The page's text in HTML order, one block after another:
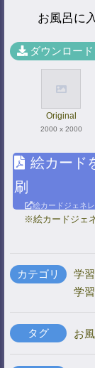
お風呂に
ダウンロード
Original
2000 x 2000
絵カード
刷
絵カードジェネ
※絵カードジェ
カテゴリ 学
学
タグ お